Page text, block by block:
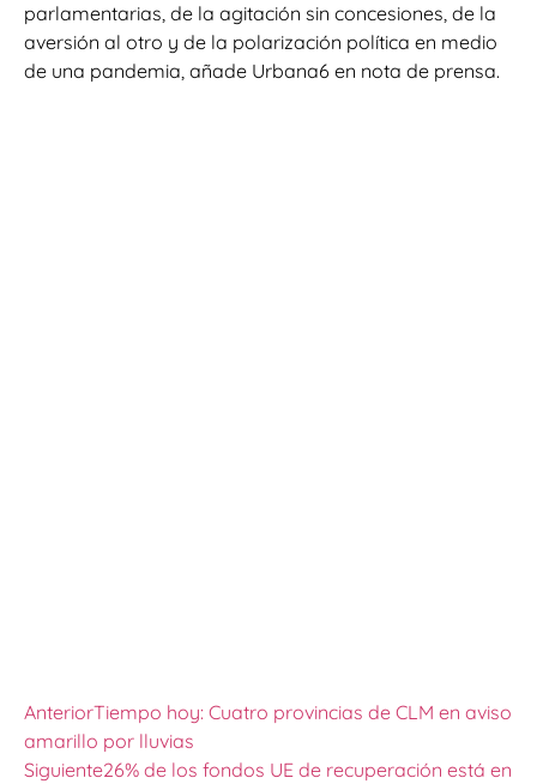
parlamentarias, de la agitación sin concesiones, de la
aversión al otro y de la polarización política en medio
de una pandemia, añade Urbana6 en nota de prensa.
AnteriorTiempo hoy: Cuatro provincias de CLM en aviso
amarillo por lluvias
Siguiente26% de los fondos UE de recuperación está en